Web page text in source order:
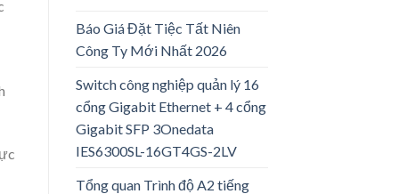
Báo Giá Đặt Tiệc Tất Niên
Công Ty Mới Nhất 2026
Switch công nghiệp quản lý 16
cổng Gigabit Ethernet + 4 cổng
Gigabit SFP 3Onedata
IES6300SL-16GT4GS-2LV
Tổng quan Trình độ A2 tiếng